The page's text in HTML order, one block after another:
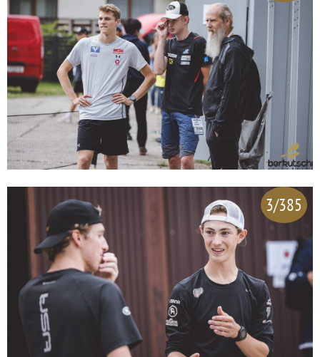
3/385